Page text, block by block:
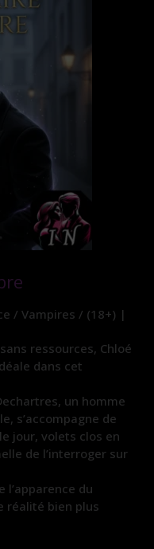
/ Vampires / (18+) |
ressources, Chloé
dans cet
un homme
s’accompagne de
jour, volets clos en
de l’interroger sur
l’apparence du
réalité bien plus